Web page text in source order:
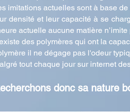
imitations actuelles sont à base
densité et leur capacité à se
actuelle aucune matière
des polymères qui ont la
il ne dégage pas l'odeur
tout chaque jour sur internet
donc sa nature